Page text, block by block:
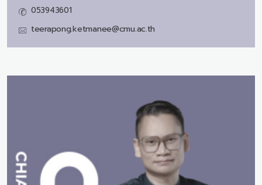
053943601
teerapong.ketmanee@cmu.ac.th